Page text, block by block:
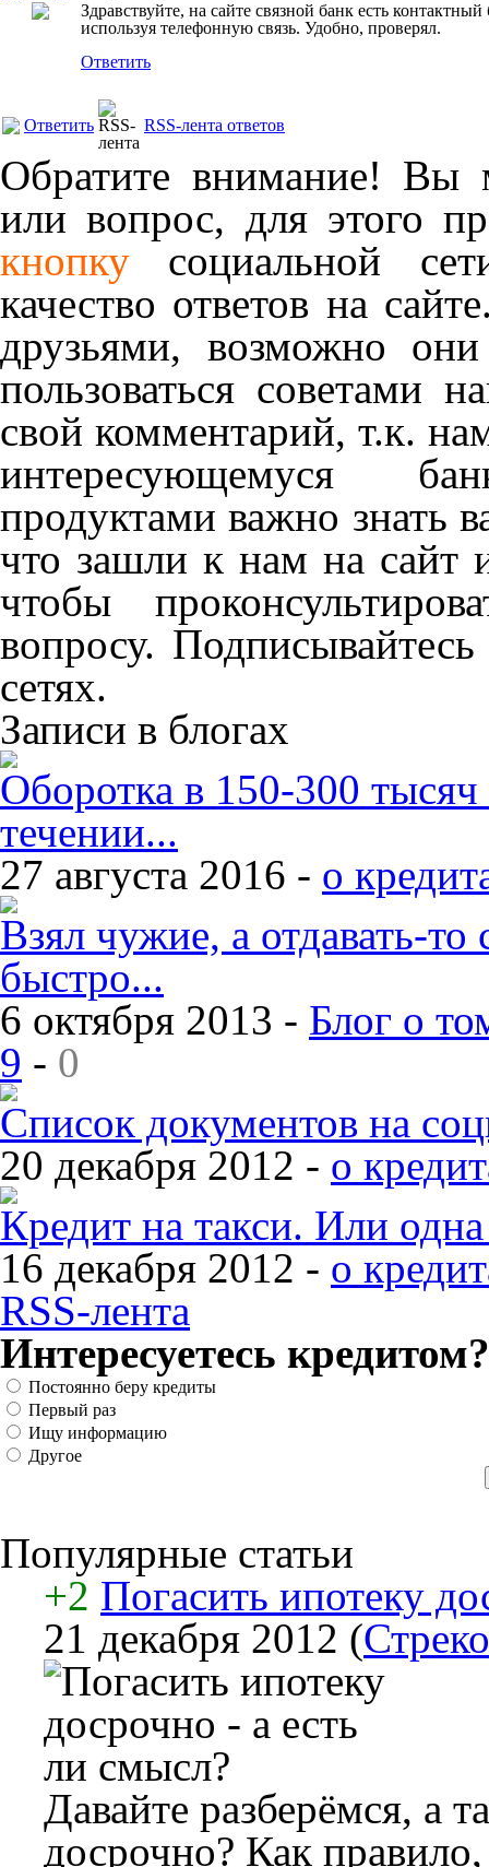
Здравствуйте, на сайте связной банк есть
используя телефонную связь. Удобно, проверял.
Ответить
Ответить RSS-лента ответов
Обратите внимание! Вы
или вопрос, для этого
кнопку социальной
качество ответов на
друзьями, возможно
пользоваться советами
свой комментарий, т.к.
интересующемуся
продуктами важно знать
что зашли к нам на сайт
чтобы
вопросу.
сетях.
Записи в блогах
Оборотка в 150-300
течении...
27 августа 2016 - о
Взял чужие, а отдавать-
быстро...
6 октября 2013 - Блог о
9 - 0
Список документов на
20 декабря 2012 - о
Кредит на такси. Или
16 декабря 2012 - о
RSS-лента
Интересуетесь кредитом?
Постоянно беру кредиты
Первый раз
Ищу информацию
Другое
Популярные статьи
+2 Погасить ипотеку
21 декабря 2012 (
Давайте разберёмся, а
досрочно? Как